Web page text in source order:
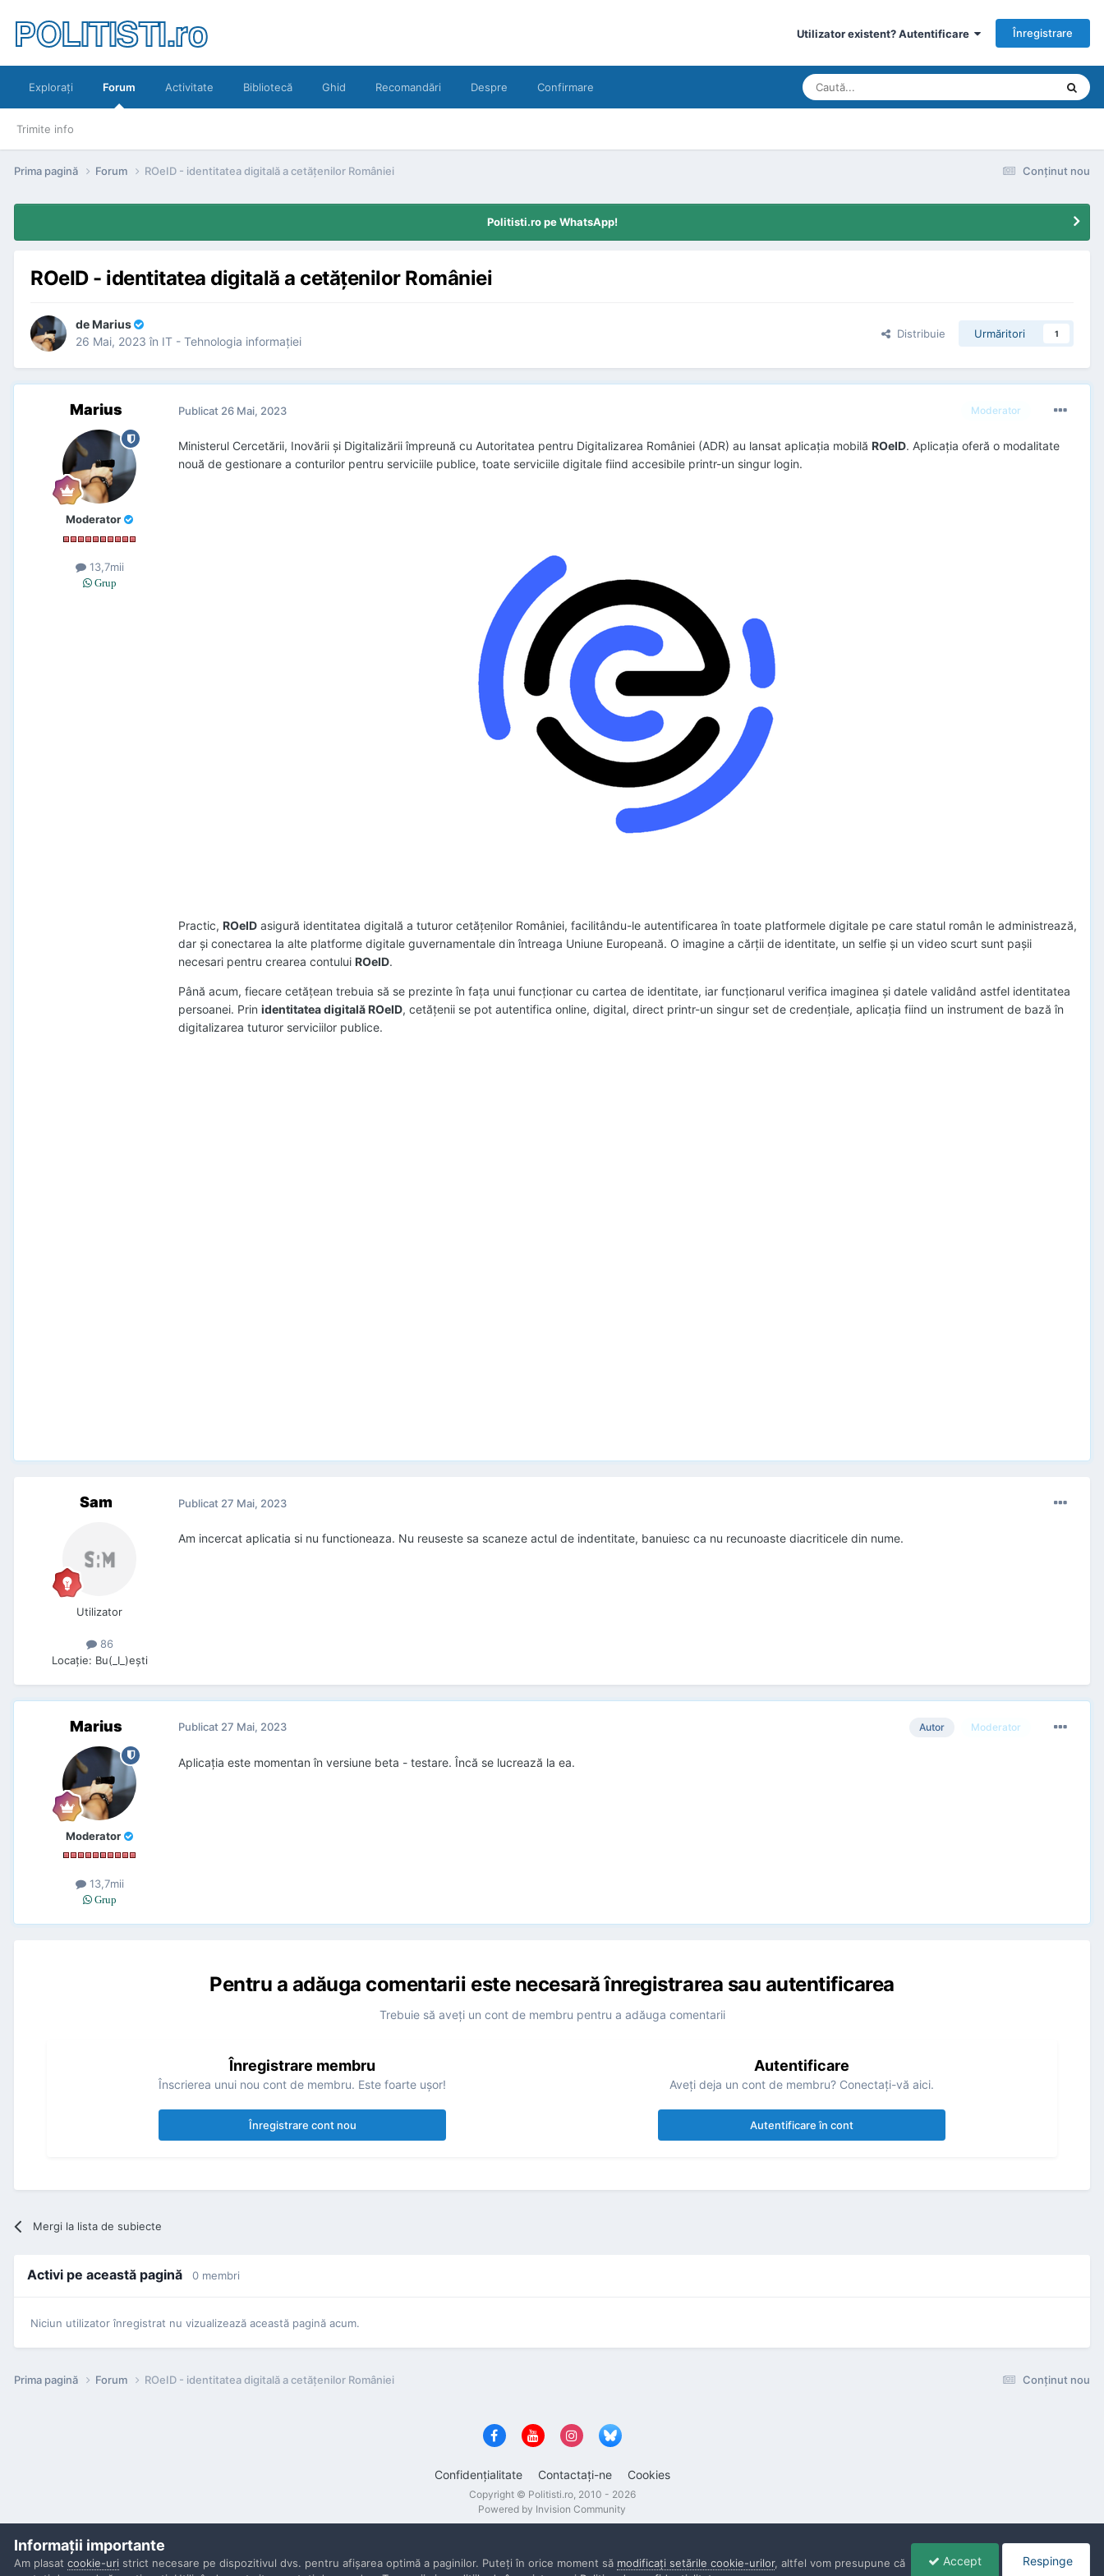
POLITISTI.ro Utilizator existent? Autentificare Înregistrare
Exploraţi Forum
Trimite info
Activitate Bibliotecă Ghid Recomandări Despre Confirmare
Conţinut nou
Prima pagină Forum ROeID - identitatea digitală a cetăţenilor României
Politisti.ro pe WhatsApp!
ROeID - identitatea digitală a cetăţenilor României
deMarius
26 Mai, 2023 în IT - Tehnologia informaţiei
Distribuie Urmăritori 1
Marius
Moderator
13,7mii
Grup
Moderator
Publicat 26 Mai, 2023
Ministerul Cercetării, Inovării și Digitalizării împreună cu Autoritatea pentru Digitalizarea României (ADR) au lansat aplicația mobilă ROeID. Aplicația oferă o modalitate
nouă de gestionare a conturilor pentru serviciile publice, toate serviciile digitale fiind accesibile printr-un singur login.
Practic, ROeID asigură identitatea digitală a tuturor cetățenilor României, facilitându-le autentificarea în toate platformele digitale pe care statul român le administrează,
dar și conectarea la alte platforme digitale guvernamentale din întreaga Uniune Europeană. O imagine a cărții de identitate, un selfie și un video scurt sunt pașii
necesari pentru crearea contului ROeID.
Până acum, fiecare cetăţean trebuia să se prezinte în fața unui funcționar cu cartea de identitate, iar funcționarul verifica imaginea și datele validând astfel identitatea
persoanei. Prin identitatea digitală ROeID, cetățenii se pot autentifica online, digital, direct printr-un singur set de credențiale, aplicația fiind un instrument de bază în
digitalizarea tuturor serviciilor publice.
Sam
Utilizator
86
Locaţie: Bu(_I_)eşti
Publicat 27 Mai, 2023
Am incercat aplicatia si nu functioneaza. Nu reuseste sa scaneze actul de indentitate, banuiesc ca nu recunoaste diacriticele din nume.
Marius
Moderator
13,7mii
Grup
Autor Moderator
Publicat 27 Mai, 2023
Aplicația este momentan în versiune beta - testare. Încă se lucrează la ea.
Pentru a adăuga comentarii este necesară înregistrarea sau autentificarea
Trebuie să aveţi un cont de membru pentru a adăuga comentarii
Înregistrare membru
Înscrierea unui nou cont de membru. Este foarte uşor!
Înregistrare cont nou
Autentificare
Aveţi deja un cont de membru? Conectaţi-vă aici.
Autentificare în cont
Mergi la lista de subiecte
Activi pe această pagină 0 membri
Niciun utilizator înregistrat nu vizualizează această pagină acum.
Conţinut nou
Prima pagină Forum ROeID - identitatea digitală a cetăţenilor României
Confidenţialitate Contactaţi-ne Cookies
Copyright © Politisti.ro, 2010 - 2026
Powered by Invision Community
Informaţii importante
Am plasat cookie-uri strict necesare pe dispozitivul dvs. pentru afişarea optimă a paginilor. Puteţi în orice moment să modificaţi setările cookie-urilor, altfel vom presupune că
Accept Respinge